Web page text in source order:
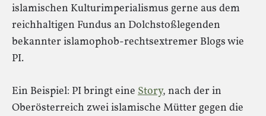
islamischen Kulturimperialismus gerne aus dem
reichhaltigen Fundus an Dolchstoßlegenden
bekannter islamophob-rechtsextremer Blogs wie
PI.
Ein Beispiel: PI bringt eine Story, nach der in
Oberösterreich zwei islamische Mütter gegen die